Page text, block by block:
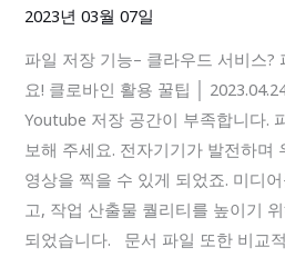
2023년 03월 07일
파일 저장 기능– 클라우드 서비스?
요! 클로바인 활용 꿀팁 │
Youtube 저장 공간이 부족합니다.
보해 주세요. 전자기기가 발전하며
영상을 찍을 수 있게 되었죠. 미디
고, 작업 산출물 퀄리티를 높이기
되었습니다. 문서 파일 또한 비교
클
라
우
드
서
비
스?